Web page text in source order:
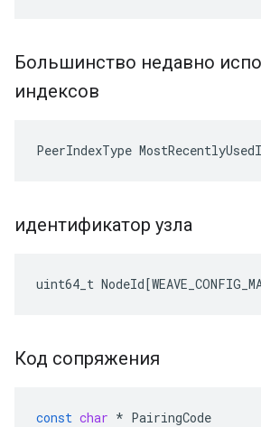
Большинство недавно
индексов
PeerIndexType
идентификатор узла
uint64_t NodeId[
Код сопряжения
const char * PairingCode